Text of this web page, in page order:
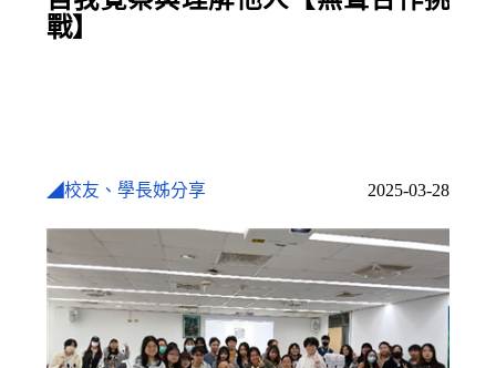
戰】
◢校友、學長姊分享 2025-03-28